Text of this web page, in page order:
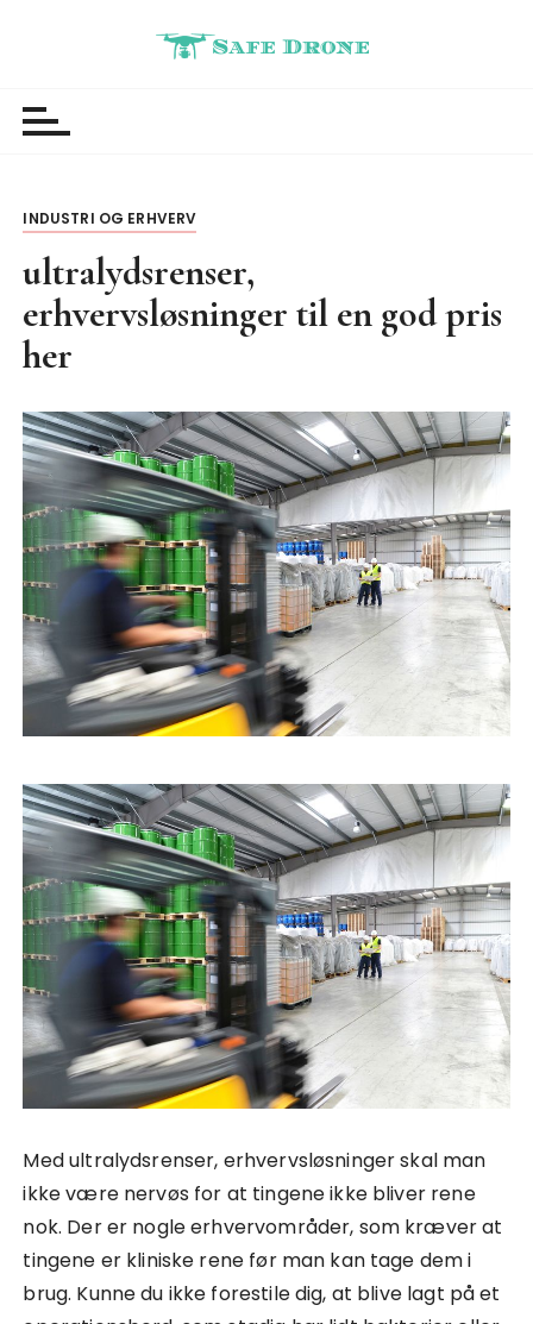
INDUSTRI OG ERHVERV
ultralydsrenser,
erhvervsløsninger til en god pris
her
Med ultralydsrenser, erhvervsløsninger skal man
ikke være nervøs for at tingene ikke bliver rene
nok. Der er nogle erhvervområder, som kræver at
tingene er kliniske rene før man kan tage dem i
brug. Kunne du ikke forestile dig, at blive lagt på et